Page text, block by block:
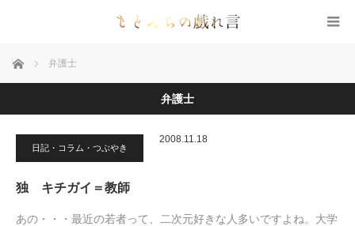
ホーム 弁護士
弁護士
日記・コラム・つぶやき
2008.11.18
独 キチガイ＝教師
あの・・・最近の若者って、二次元好きな人多いですよね。大学